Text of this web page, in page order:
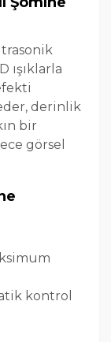
ışıklarla
derinlik
bir
görsel
kontrol